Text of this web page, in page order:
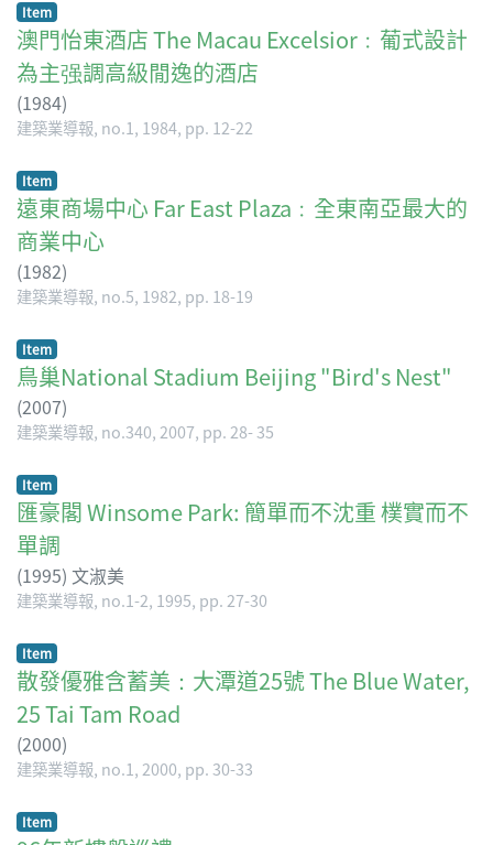
Item
澳門怡東酒店 The Macau Excelsior﹕葡式設計
為主强調高級閒逸的酒店
(1984)
建築業導報, no.1, 1984, pp. 12-22
Item
遠東商場中心 Far East Plaza﹕全東南亞最大的
商業中心
(1982)
建築業導報, no.5, 1982, pp. 18-19
Item
鳥巢National Stadium Beijing "Bird's Nest"
(2007)
建築業導報, no.340, 2007, pp. 28- 35
Item
匯豪閣 Winsome Park: 簡單而不沈重 樸實而不
單調
(1995) 文淑美
建築業導報, no.1-2, 1995, pp. 27-30
Item
散發優雅含蓄美：大潭道25號 The Blue Water,
25 Tai Tam Road
(2000)
建築業導報, no.1, 2000, pp. 30-33
Item